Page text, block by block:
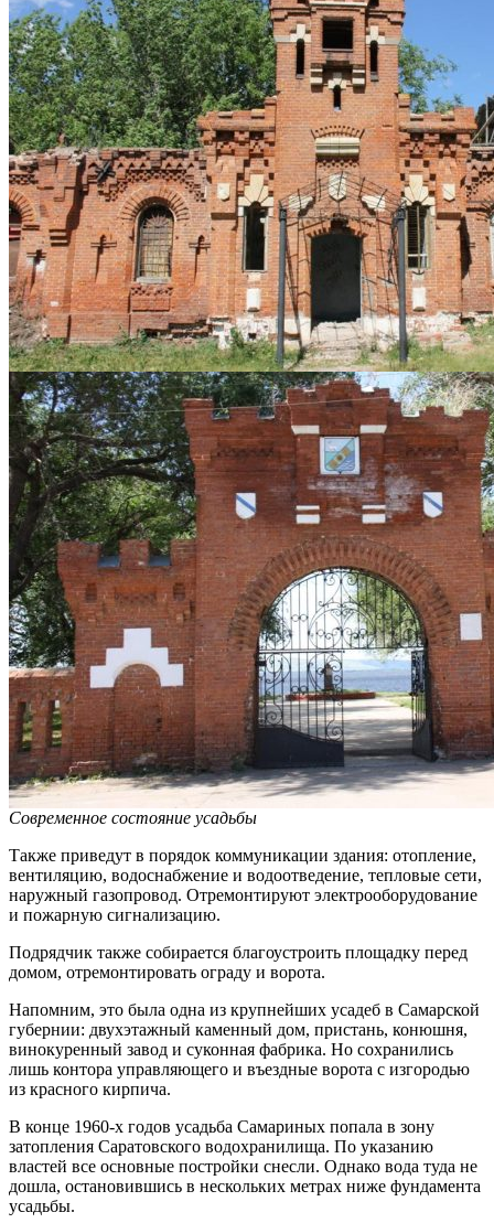
Современное состояние усадьбы
Также приведут в порядок коммуникации здания: отопление,
вентиляцию, водоснабжение и водоотведение, тепловые сети,
наружный газопровод. Отремонтируют электрооборудование
и пожарную сигнализацию.
Подрядчик также собирается благоустроить площадку перед
домом, отремонтировать ограду и ворота.
Напомним, это была одна из крупнейших усадеб в Самарской
губернии: двухэтажный каменный дом, пристань, конюшня,
винокуренный завод и суконная фабрика. Но сохранились
лишь контора управляющего и въездные ворота с изгородью
из красного кирпича.
В конце 1960-х годов усадьба Самариных попала в зону
затопления Саратовского водохранилища. По указанию
властей все основные постройки снесли. Однако вода туда не
дошла, остановившись в нескольких метрах ниже фундамента
усадьбы.